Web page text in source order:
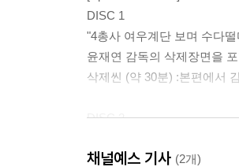
DISC 1
"4총사 여우계단 보며 수다
윤재연 감독의 삭제장면을
삭제씬 (약 30분) :본편에서
DISC 2
- 주요배우 인터뷰 _송지효 ,
채널예스 기사 (2개)